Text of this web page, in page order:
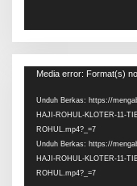
Pemutar
Media error: Format(s)
Unduh Berkas: https://
HAJI-ROHUL-KLOTER-11-
ROHUL.mp4?_=7
Unduh Berkas: https://
HAJI-ROHUL-KLOTER-11-
ROHUL.mp4?_=7